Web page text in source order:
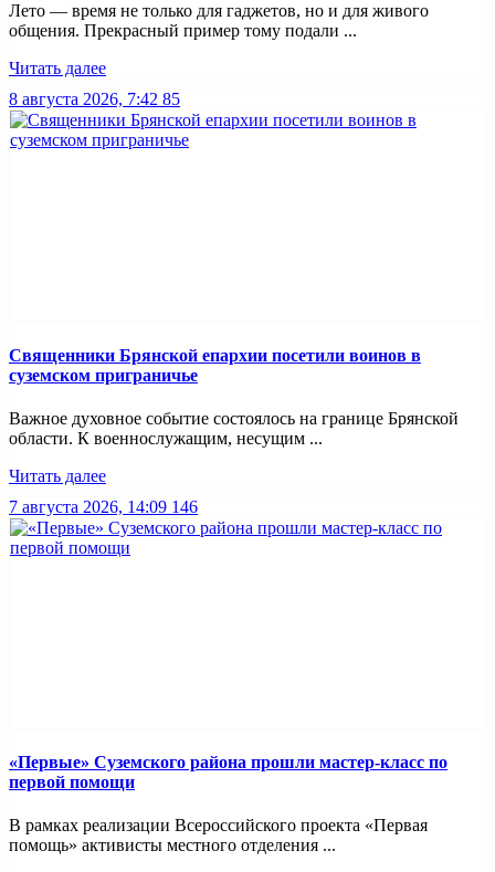
Лето — время не только для гаджетов, но и для живого
общения. Прекрасный пример тому подали ...
Читать далее
8 августа 2026, 7:42 85
Священники Брянской епархии посетили воинов в
суземском приграничье
Важное духовное событие состоялось на границе Брянской
области. К военнослужащим, несущим ...
Читать далее
7 августа 2026, 14:09 146
«Первые» Суземского района прошли мастер-класс по
первой помощи
В рамках реализации Всероссийского проекта «Первая
помощь» активисты местного отделения ...